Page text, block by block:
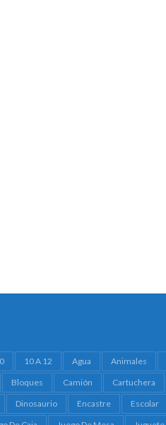
10 A 12 Agua Animales
Bloques Camión Cartuchera
Dinosaurio Encastre Escolar